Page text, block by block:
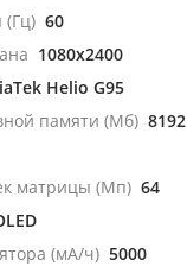
(Гц) 60
1080x2400
Helio G95
памяти (Мб) 8192
матрицы (Мп) 64
(мА/ч) 5000